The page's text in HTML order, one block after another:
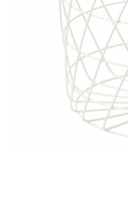
Textile Bucatarie
Fete de masa
Prosoape si lavete
Perne sezut